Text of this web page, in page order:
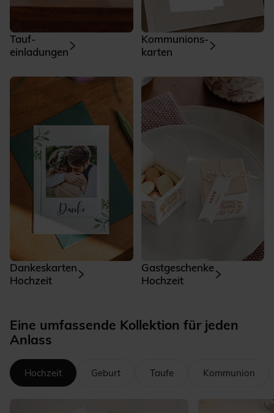
Tauf­
einladungen
Kommunions­
karten
Dankeskarten
Hochzeit
Gastgeschenke
Hochzeit
Eine umfassende Kollektion für jeden
Anlass
Hochzeit Geburt Taufe Kommunion